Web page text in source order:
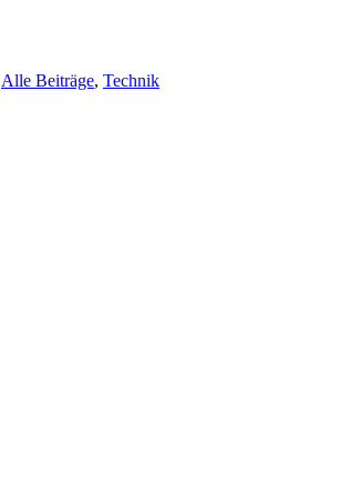
Alle Beiträge, Technik